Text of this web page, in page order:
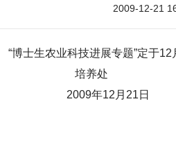
2009-12-21
“博士生农业科技进展专题”定于
培养处
2009年12月21日